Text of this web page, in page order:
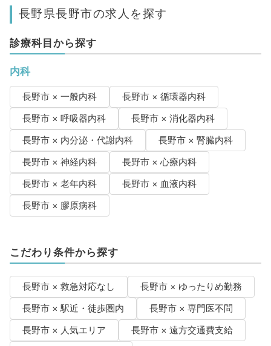
長野県長野市の求人を探す
診療科目から探す
内科
長野市 × 一般内科
長野市 × 循環器内科
長野市 × 呼吸器内科
長野市 × 消化器内科
長野市 × 内分泌・代謝内科
長野市 × 腎臓内科
長野市 × 神経内科
長野市 × 心療内科
長野市 × 老年内科
長野市 × 血液内科
長野市 × 膠原病科
こだわり条件から探す
長野市 × 救急対応なし
長野市 × ゆったりめ勤務
長野市 × 駅近・徒歩圏内
長野市 × 専門医不問
長野市 × 人気エリア
長野市 × 遠方交通費支給